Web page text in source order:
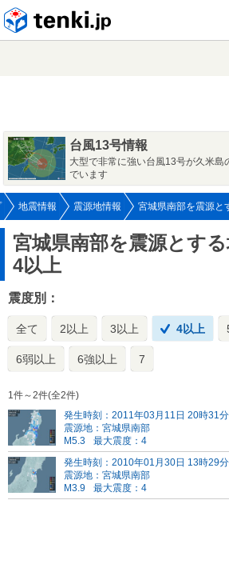
台風13号情報
大型で非常に強い台風13号が久米島
でいます
地震情報 震源地情報 宮城県南部を震源と
宮城県南部を震源とす
4以上
震度別：
全て 2以上 3以上 4以上
6弱以上 6強以上 7
1件～2件(全2件)
発生時刻：2011年03月11日 20時31
震源地：宮城県南部
M5.3
最大震度：4
発生時刻：2010年01月30日 13時29
震源地：宮城県南部
M3.9
最大震度：4